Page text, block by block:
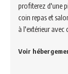
profiterez d'une
coin repas et
à l'extérieur avec
Voir